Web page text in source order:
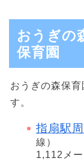
おうぎの
保育園
おうぎの森保
す。
指扇駅
線）
1,112メ